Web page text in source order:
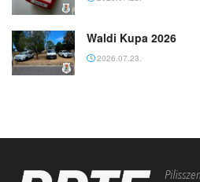
Waldi Kupa 2026
2026.07.23.